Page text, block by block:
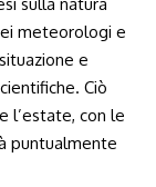
meteorologi e
e
Ciò
⁢l’estate, con le
puntualmente